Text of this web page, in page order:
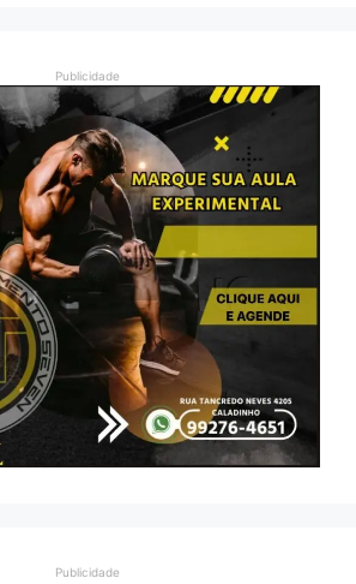
Publicidade
Publicidade